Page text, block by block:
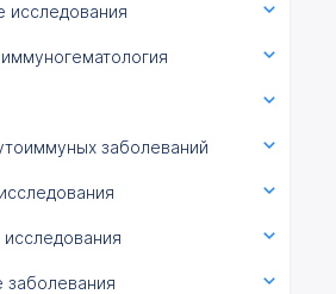
исследования
заболеваний